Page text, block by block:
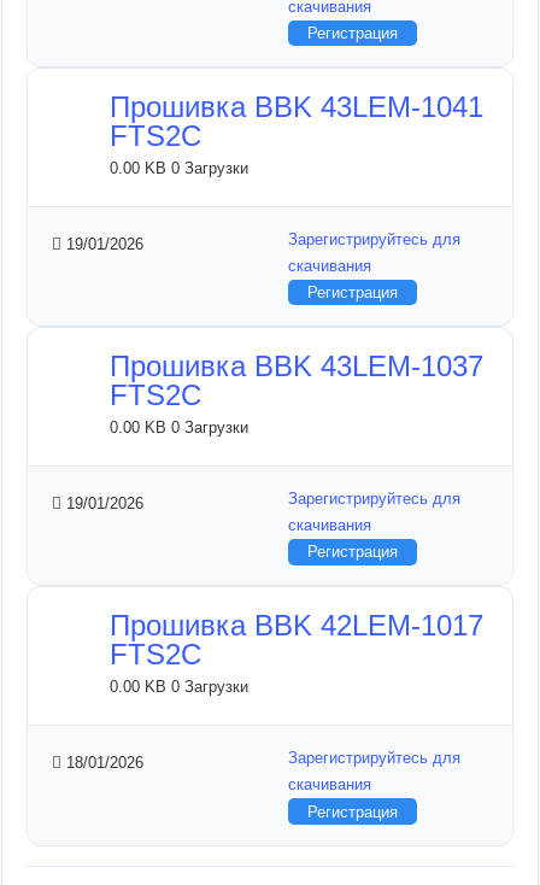
скачивания
Регистрация
Прошивка BBK 43LEM-1041
FTS2C
0.00 KB0 Загрузки
19/01/2026
Зарегистрируйтесь для
скачивания
Регистрация
Прошивка BBK 43LEM-1037
FTS2C
0.00 KB0 Загрузки
19/01/2026
Зарегистрируйтесь для
скачивания
Регистрация
Прошивка BBK 42LEM-1017
FTS2C
0.00 KB0 Загрузки
18/01/2026
Зарегистрируйтесь для
скачивания
Регистрация